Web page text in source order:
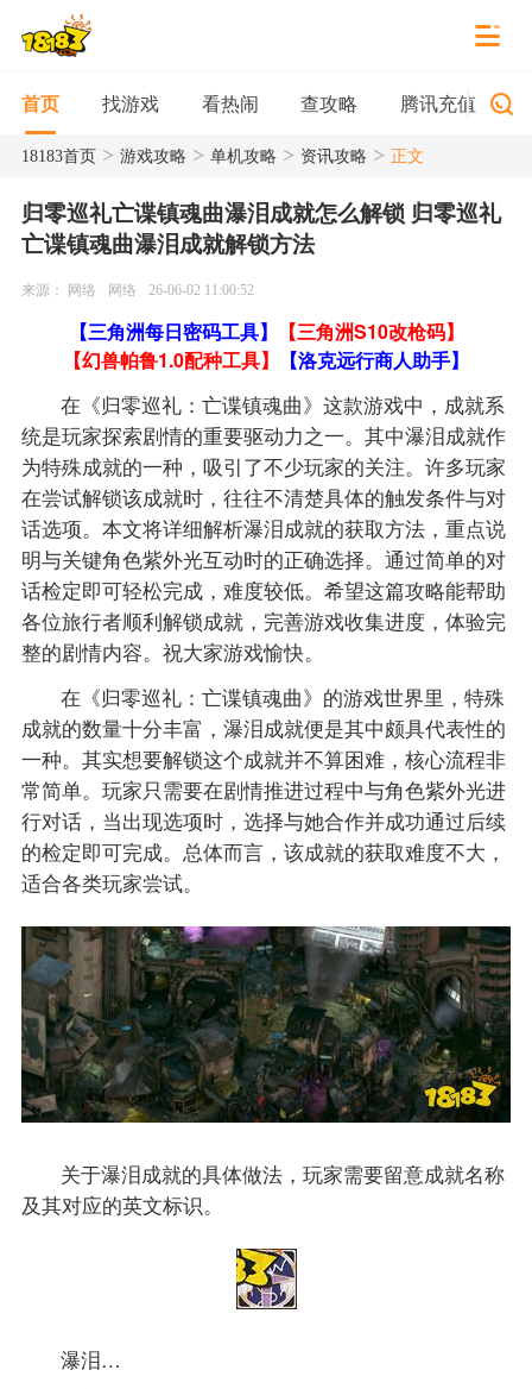
首页 找游戏 看热闹 查攻略 腾讯充值
18183首页> 游戏攻略 > 单机攻略 > 资讯攻略 > 正文
归零巡礼亡谍镇魂曲瀑泪成就怎么解锁 归零巡礼
亡谍镇魂曲瀑泪成就解锁方法
来源： 网络 网络 26-06-02 11:00:52
【三角洲每日密码工具】
【三角洲S10改枪码】
【幻兽帕鲁1.0配种工具】
【洛克远行商人助手】
在《归零巡礼：亡谍镇魂曲》这款游戏中，成就系
统是玩家探索剧情的重要驱动力之一。其中瀑泪成就作
为特殊成就的一种，吸引了不少玩家的关注。许多玩家
在尝试解锁该成就时，往往不清楚具体的触发条件与对
话选项。本文将详细解析瀑泪成就的获取方法，重点说
明与关键角色紫外光互动时的正确选择。通过简单的对
话检定即可轻松完成，难度较低。希望这篇攻略能帮助
各位旅行者顺利解锁成就，完善游戏收集进度，体验完
整的剧情内容。祝大家游戏愉快。
在《归零巡礼：亡谍镇魂曲》的游戏世界里，特殊
成就的数量十分丰富，瀑泪成就便是其中颇具代表性的
一种。其实想要解锁这个成就并不算困难，核心流程非
常简单。玩家只需要在剧情推进过程中与角色紫外光进
行对话，当出现选项时，选择与她合作并成功通过后续
的检定即可完成。总体而言，该成就的获取难度不大，
适合各类玩家尝试。
关于瀑泪成就的具体做法，玩家需要留意成就名称
及其对应的英文标识。
瀑泪…